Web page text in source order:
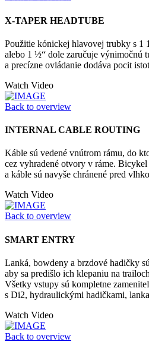
X-TAPER HEADTUBE
Použitie kónickej hlavovej trubky s 1
alebo 1 ½“ dole zaručuje výnimočnú
a precízne ovládanie dodáva pocit
Watch Video
Back to overview
INTERNAL CABLE ROUTING
Káble sú vedené vnútrom rámu, do
cez vyhradené otvory v ráme.
a káble sú navyše chránené pred
Watch Video
Back to overview
SMART ENTRY
Lanká, bowdeny a brzdové hadičky
aby sa predišlo ich klepaniu na
Všetky vstupy sú kompletne
s Di2, hydraulickými hadičkami,
Watch Video
Back to overview